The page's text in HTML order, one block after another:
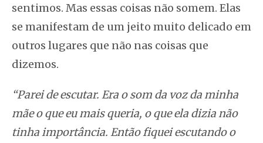
sentimos. Mas essas coisas não somem. Elas
se manifestam de um jeito muito delicado em
outros lugares que não nas coisas que
dizemos.
“Parei de escutar. Era o som da voz da minha
mãe o que eu mais queria, o que ela dizia não
tinha importância. Então fiquei escutando o